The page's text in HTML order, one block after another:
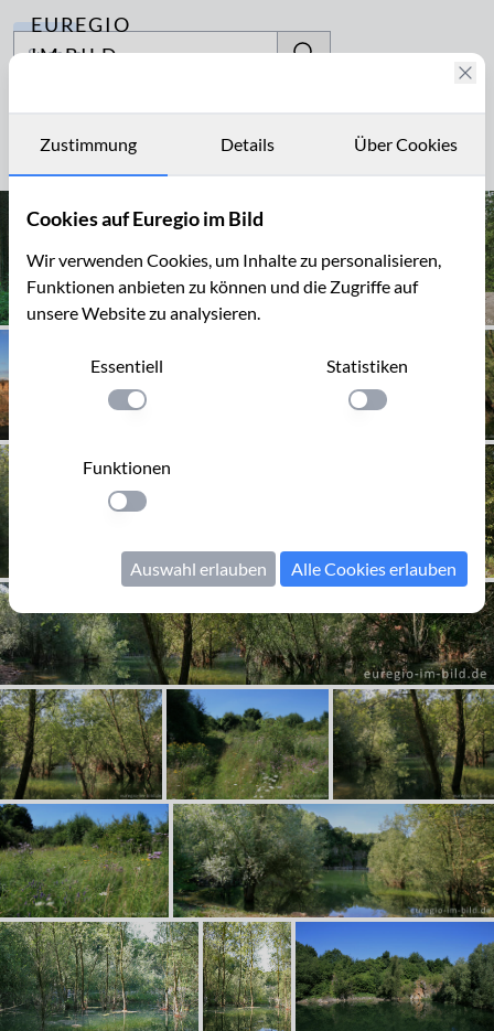
EUREGIO
IM BILD
Archiv
Kontakt
Archiv
Zustimmung Details Über Cookies
Cookies auf Euregio im Bild
Wir verwenden Cookies, um Inhalte zu personalisieren,
Funktionen anbieten zu können und die Zugriffe auf
unsere Website zu analysieren.
Essentiell
Einstellung anwenden
Statistiken
Einstellung
Funktionen
Einstellung anwenden
Auswahl erlauben Alle Cookies erlauben